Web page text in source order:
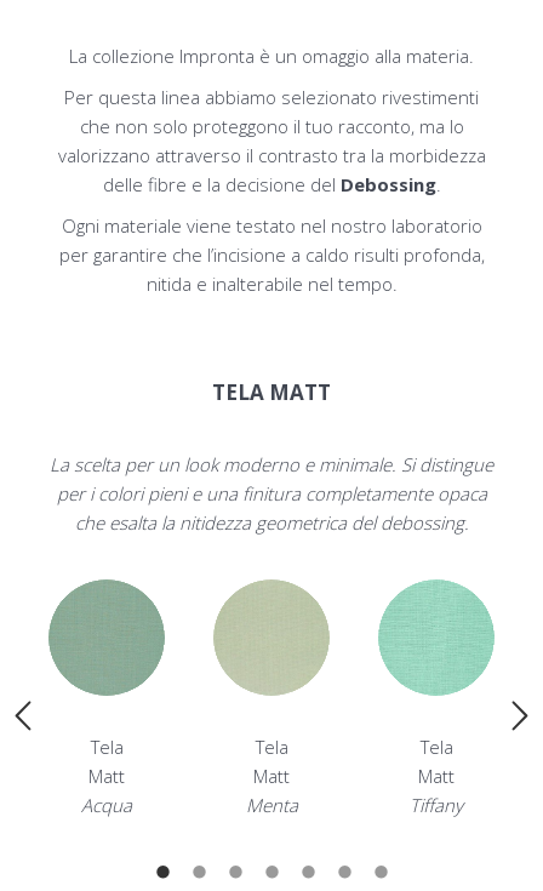
La collezione Impronta è un omaggio alla materia.
Per questa linea abbiamo selezionato rivestimenti
che non solo proteggono il tuo racconto, ma lo
valorizzano attraverso il contrasto tra la morbidezza
delle fibre e la decisione del Debossing.
Ogni materiale viene testato nel nostro laboratorio
per garantire che l’incisione a caldo risulti profonda,
nitida e inalterabile nel tempo.
TELA MATT
La scelta per un look moderno e minimale. Si distingue
per i colori pieni e una finitura completamente opaca
che esalta la nitidezza geometrica del debossing.
Tela
Matt
Acqua
Tela
Matt
Menta
Tela
Matt
Tiffany